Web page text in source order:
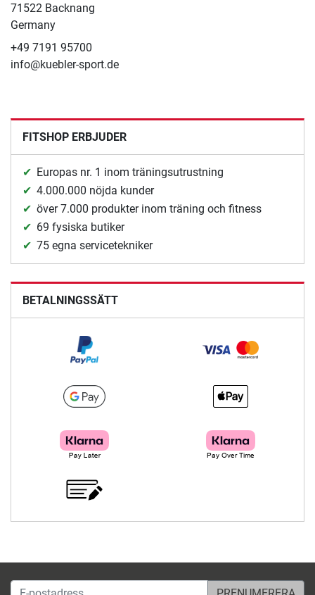
71522 Backnang
Germany
+49 7191 95700
info@kuebler-sport.de
FITSHOP ERBJUDER
Europas nr. 1 inom träningsutrustning
4.000.000 nöjda kunder
över 7.000 produkter inom träning och fitness
69 fysiska butiker
75 egna servicetekniker
BETALNINGSSÄTT
E-postadress